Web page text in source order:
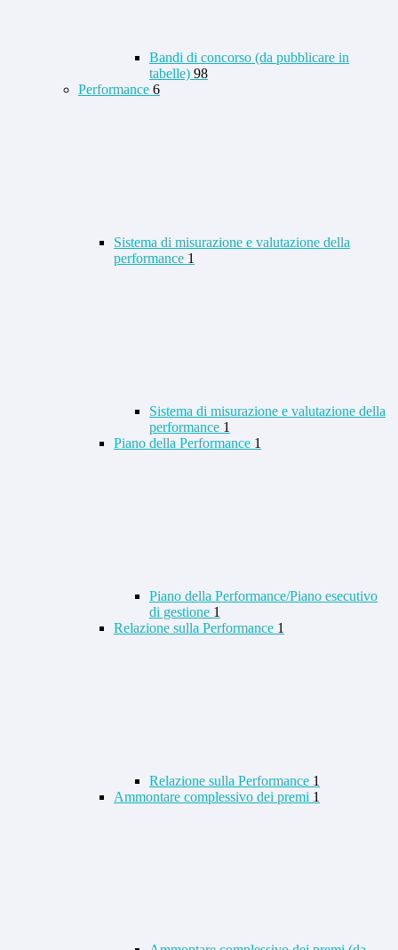
Bandi di concorso (da pubblicare in
tabelle) 98
Performance 6
Sistema di misurazione e valutazione della
performance 1
Sistema di misurazione e valutazione della
performance 1
Piano della Performance 1
Piano della Performance/Piano esecutivo
di gestione 1
Relazione sulla Performance 1
Relazione sulla Performance 1
Ammontare complessivo dei premi 1